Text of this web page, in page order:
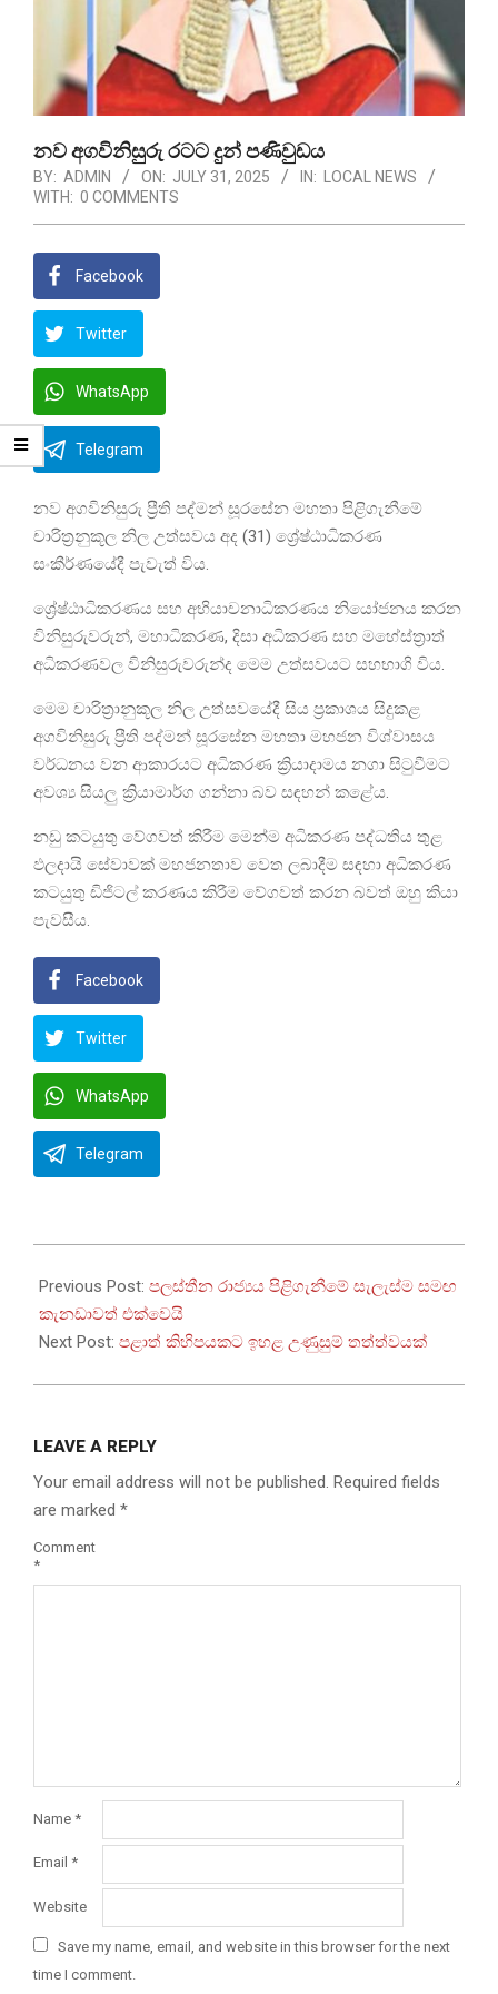
නව අගවිනිසුරු රටට දුන් පණිවුඩය
BY: ADMIN ON: JULY 31, 2025 IN:
LOCAL NEWS
WITH: 0 COMMENTS
Facebook
Twitter
WhatsApp
Telegram
නව අගවිනිසුරු ප්‍රීති පද්මන් සූරසේන මහතා පිළිගැනීමේ
චාරිත්‍රනුකූල නිල උත්සවය අද (31) ශ්‍රේෂ්ඨාධිකරණ
සංකීර්ණයේදී පැවැත් විය.
ශ්‍රේෂ්ඨාධිකරණය සහ අභියාචනාධිකරණය නියෝජනය කරන
විනිසුරුවරුන්, මහාධිකරණ, දිසා අධිකරණ සහ මහේස්ත්‍රාත්
අධිකරණවල විනිසුරුවරුන්ද මෙම උත්සවයට සහභාගි විය.
මෙම චාරිත්‍රානුකූල නිල උත්සවයේදී සිය ප්‍රකාශය සිදුකළ
අගවිනිසුරු ප්‍රීති පද්මන් සූරසේන මහතා මහජන විශ්වාසය
වර්ධනය වන ආකාරයට අධිකරණ ක්‍රියාදාමය නගා සිටුවීමට
අවශ්‍ය සියලු ක්‍රියාමාර්ග ගන්නා බව සඳහන් කළේය.
නඩු කටයුතු වේගවත් කිරීම මෙන්ම අධිකරණ පද්ධතිය තුළ
ඵලදායි සේවාවක් මහජනතාව වෙත ලබාදීම සඳහා අධිකරණ
කටයුතු ඩිජිටල් කරණය කිරීම වේගවත් කරන බවත් ඔහු කියා
පැවසීය.
Facebook
Twitter
WhatsApp
Telegram
07-
31
Previous Post: පලස්තීන රාජ්‍යය පිළිගැනීමේ සැලැස්ම සමඟ
කැනඩාවත් එක්වෙයි
Next Post: පළාත් කිහිපයකට ඉහළ උණුසුම් තත්ත්වයක්
LEAVE A REPLY
Your email address will not be published. Required fields
are marked *
Comment
*
Name *
Email *
Website
Save my name, email, and website in this browser for the next
time I comment.